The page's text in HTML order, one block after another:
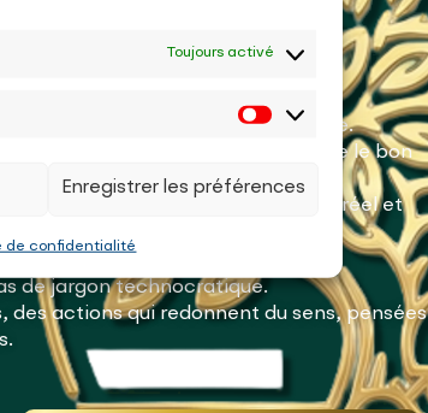
Toujours activé
Enregistrer les préférences
de confidentialité
si on ne le fait pas ensemble.
qu’il est encore possible de remettre le bon
juste, plus humaine, ancrée dans le réel et
de jargon technocratique.
des actions qui redonnent du sens, pensées